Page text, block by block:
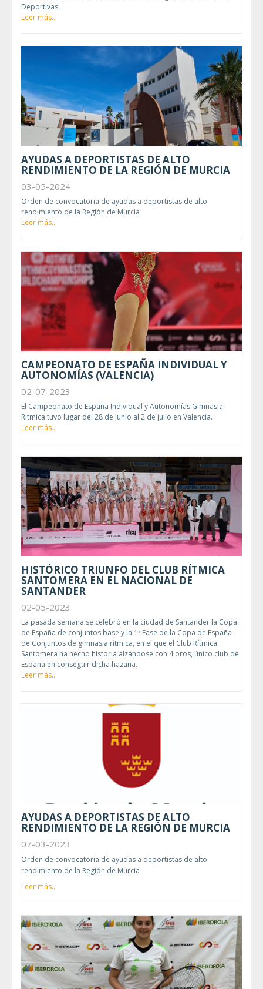
Deportivas.
Leer más...
AYUDAS A DEPORTISTAS DE ALTO
RENDIMIENTO DE LA REGIÓN DE MURCIA
03-05-2024
Orden de convocatoria de ayudas a deportistas de alto
rendimiento de la Región de Murcia
Leer más...
CAMPEONATO DE ESPAÑA INDIVIDUAL Y
AUTONOMÍAS (VALENCIA)
02-07-2023
El Campeonato de España Individual y Autonomías Gimnasia
Rítmica tuvo lugar del 28 de junio al 2 de julio en Valencia.
Leer más...
HISTÓRICO TRIUNFO DEL CLUB RÍTMICA
SANTOMERA EN EL NACIONAL DE
SANTANDER
02-05-2023
La pasada semana se celebró en la ciudad de Santander la Copa
de España de conjuntos base y la 1ª Fase de la Copa de España
de Conjuntos de gimnasia rítmica, en el que el Club Rítmica
Santomera ha hecho historia alzándose con 4 oros, único club de
España en conseguir dicha hazaña.
Leer más...
AYUDAS A DEPORTISTAS DE ALTO
RENDIMIENTO DE LA REGIÓN DE MURCIA
07-03-2023
Orden de convocatoria de ayudas a deportistas de alto
rendimiento de la Región de Murcia
Leer más...